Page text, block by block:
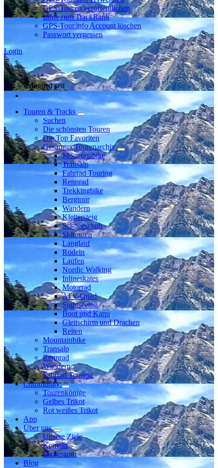
GPS-Touren veröffentlichen
Infos zum TrackRank
GPS-Tour.info Account löschen
Passwort vergessen
Login
Mitglied seit
Touren & Tracks
Suchen
Die schönsten Touren
Die Top Favoriten
Gesamtes Tourenarchiv
Mountainbike
Transalp
Fahrrad Touring
Rennrad
Trekkingbike
Bergtour
Wandern
Klettersteig
Schneeschuh
Skitouren
Langlauf
Rodeln
Laufen
Nordic Walking
Inlineskates
Motorrad
ATV-Quad
Sightseeing
Boot und Kanu
Gleitschirm und Drachen
Reiten
Mountainbike
Transalp
Rennrad
Wandern
Fahrrad Touring
Community
Tourenkönige
Gelbes Trikot
Rot weißes Trikot
App
Über uns
Unsere Ziele
Kontakt
Impressum
Blog